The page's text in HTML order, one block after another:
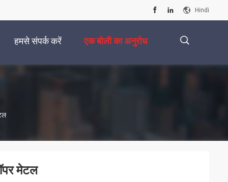
Hindi
हमसे संपर्क करें एक बोली का अनुरोध
मेटल